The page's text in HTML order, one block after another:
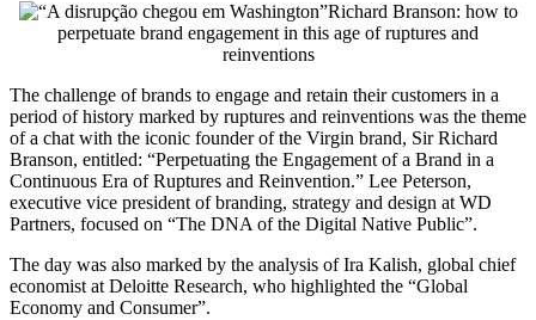
Richard Branson: how to
perpetuate brand engagement in this age of ruptures and
reinventions
The challenge of brands to engage and retain their customers in a
period of history marked by ruptures and reinventions was the theme
of a chat with the iconic founder of the Virgin brand, Sir Richard
Branson, entitled: “Perpetuating the Engagement of a Brand in a
Continuous Era of Ruptures and Reinvention.” Lee Peterson,
executive vice president of branding, strategy and design at WD
Partners, focused on “The DNA of the Digital Native Public”.
The day was also marked by the analysis of Ira Kalish, global chief
economist at Deloitte Research, who highlighted the “Global
Economy and Consumer”.